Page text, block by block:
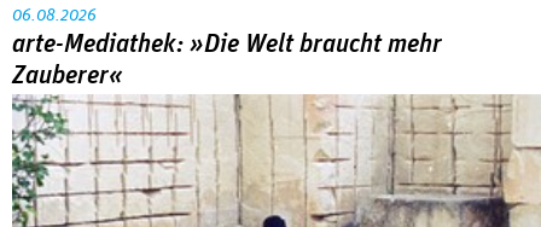
06.08.2026
arte-Mediathek: »Die Welt braucht mehr
Zauberer«